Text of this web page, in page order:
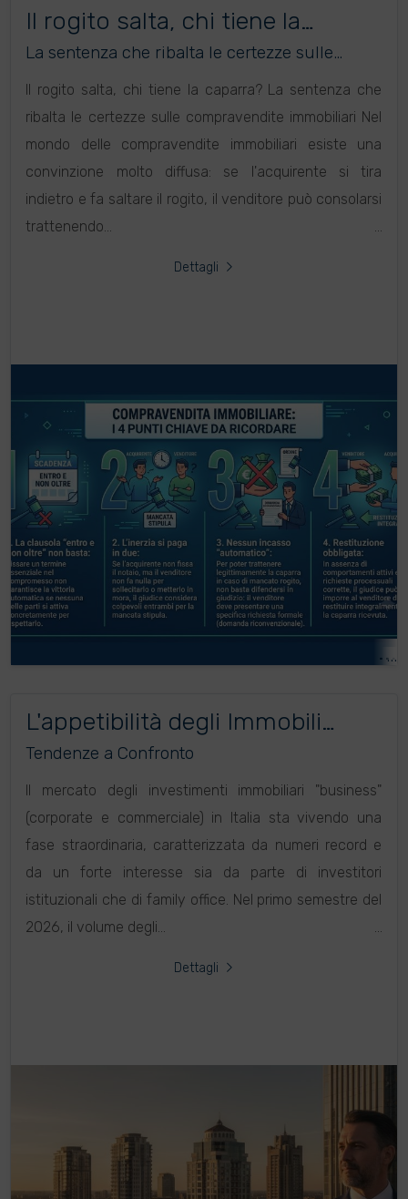
Il rogito salta, chi tiene la
caparra?
La sentenza che ribalta le certezze sulle
Il rogito salta, chi tiene la caparra? La sentenza che
ribalta le certezze sulle compravendite immobiliari Nel
mondo delle compravendite immobiliari esiste una
convinzione molto diffusa: se l'acquirente si tira
indietro e fa saltare il rogito, il venditore può consolarsi
trattenendo...
Dettagli
L'appetibilità degli Immobili
Business nel 2026
Tendenze a Confronto
Il mercato degli investimenti immobiliari "business"
(corporate e commerciale) in Italia sta vivendo una
fase straordinaria, caratterizzata da numeri record e
da un forte interesse sia da parte di investitori
istituzionali che di family office. Nel primo semestre del
2026, il volume degli...
Dettagli